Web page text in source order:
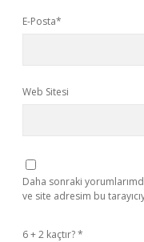
E-Posta*
Web Sitesi
Daha sonraki
ve site adresim bu
6 + 2 kaçtır?*